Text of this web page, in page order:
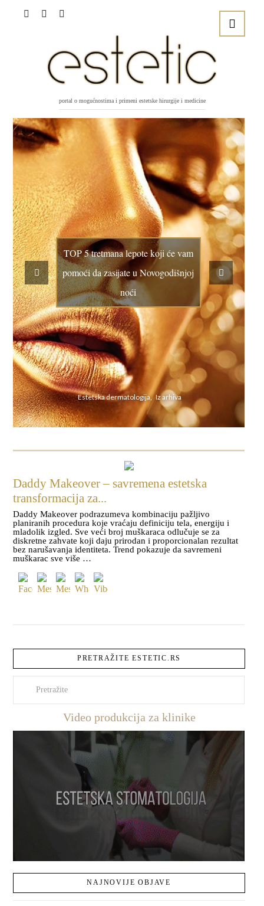
portal o mogućnostima i primeni estetske hirurgije i medicine
TOP 5 tretmana lepote koji će vam
pomoći da zasijate u Novogodišnjoj
noći
Estetska dermatologija, Iz arhiva
Daddy Makeover – savremena estetska
transformacija za...
Daddy Makeover podrazumeva kombinaciju pažljivo
planiranih procedura koje vraćaju definiciju tela, energiju i
mladolik izgled. Sve veći broj muškaraca odlučuje se za
diskretne zahvate koji daju prirodan i proporcionalan rezultat
bez narušavanja identiteta. Trend pokazuje da savremeni
muškarac sve više …
PRETRAŽITE ESTETIC.RS
Video produkcija za klinike
NAJNOVIJE OBJAVE